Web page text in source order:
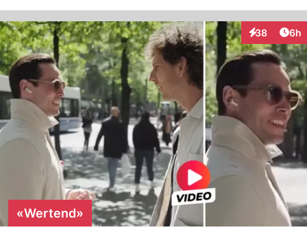
38
Interaktionen
6h
«Wertend»